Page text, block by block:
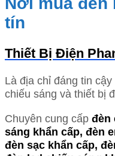
tín
Thiết Bị Điện
Là địa chỉ đáng tin
chiếu sáng và thiết bị
Chuyên cung cấp đèn
sáng khẩn cấp, đèn
đèn sạc khẩn cấp,